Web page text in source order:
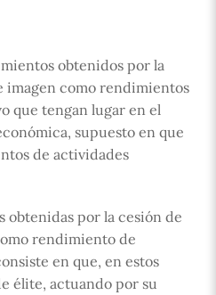
obtenidos por la
imagen como rendimientos
que tengan lugar en el
supuesto en que
de actividades
obtenidas por la cesión de
rendimiento de
en que, en estos
élite, actuando por su